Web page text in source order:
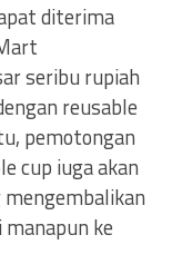
diterima
seribu rupiah
reusable
pemotongan
cup iuga akan
ke